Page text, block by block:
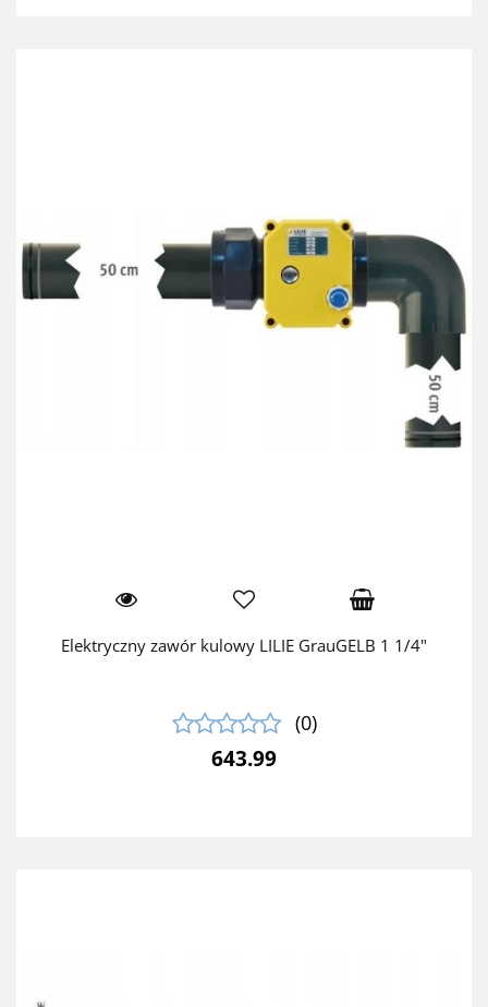
Elektryczny zawór kulowy LILIE GrauGELB 1 1/4"
(0)
643.99